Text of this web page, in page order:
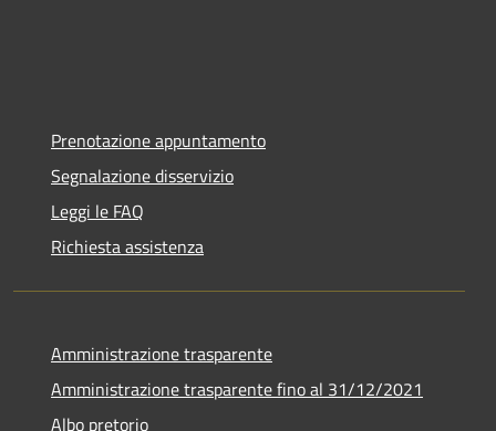
Prenotazione appuntamento
Segnalazione disservizio
Leggi le FAQ
Richiesta assistenza
Amministrazione trasparente
Amministrazione trasparente fino al 31/12/2021
Albo pretorio